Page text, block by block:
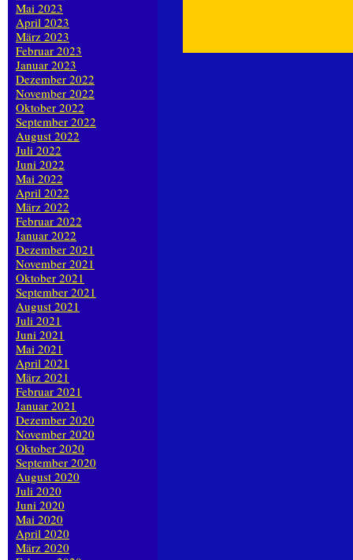
Mai 2023
April 2023
März 2023
Februar 2023
Januar 2023
Dezember 2022
November 2022
Oktober 2022
September 2022
August 2022
Juli 2022
Juni 2022
Mai 2022
April 2022
März 2022
Februar 2022
Januar 2022
Dezember 2021
November 2021
Oktober 2021
September 2021
August 2021
Juli 2021
Juni 2021
Mai 2021
April 2021
März 2021
Februar 2021
Januar 2021
Dezember 2020
November 2020
Oktober 2020
September 2020
August 2020
Juli 2020
Juni 2020
Mai 2020
April 2020
März 2020